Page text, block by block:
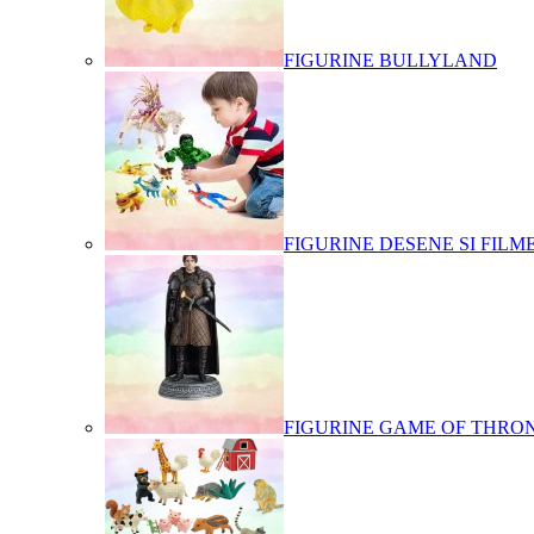
FIGURINE BULLYLAND
FIGURINE DESENE SI
FIGURINE GAME OF